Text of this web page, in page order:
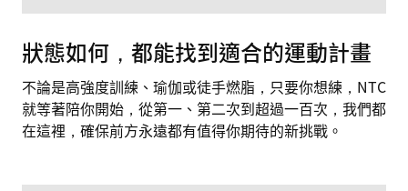
狀態如何，都能找到適合的運動計畫
不論是高強度訓練、瑜伽或徒手燃脂，只要你想練，NTC
就等著陪你開始，從第一、第二次到超過一百次，我們都
在這裡，確保前方永遠都有值得你期待的新挑戰。